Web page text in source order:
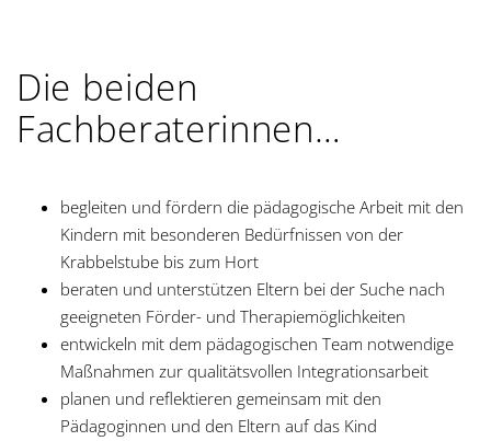
Die beiden
Fachberaterinnen…
begleiten und fördern die pädagogische Arbeit mit den
Kindern mit besonderen Bedürfnissen von der
Krabbelstube bis zum Hort
beraten und unterstützen Eltern bei der Suche nach
geeigneten Förder- und Therapiemöglichkeiten
entwickeln mit dem pädagogischen Team notwendige
Maßnahmen zur qualitätsvollen Integrationsarbeit
planen und reflektieren gemeinsam mit den
Pädagoginnen und den Eltern auf das Kind